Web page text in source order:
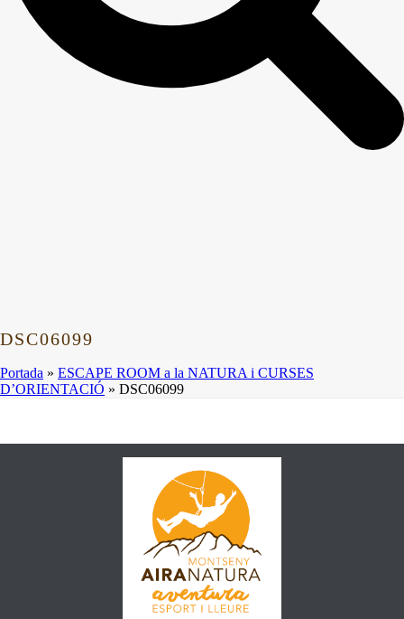
DSC06099
Portada » ESCAPE ROOM a la NATURA i CURSES
D’ORIENTACIÓ » DSC06099